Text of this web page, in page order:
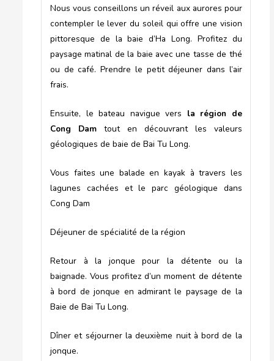
Nous vous conseillons un réveil aux aurores pour
contempler le lever du soleil qui offre une vision
pittoresque de la baie d’Ha Long. Profitez du
paysage matinal de la baie avec une tasse de thé
ou de café. Prendre le petit déjeuner dans l’air
frais.
Ensuite, le bateau navigue vers la région de
Cong Dam tout en découvrant les valeurs
géologiques de baie de Bai Tu Long.
Vous faites une balade en kayak à travers les
lagunes cachées et le parc géologique dans
Cong Dam
Déjeuner de spécialité de la région
Retour à la jonque pour la détente ou la
baignade. Vous profitez d’un moment de détente
à bord de jonque en admirant le paysage de la
Baie de Bai Tu Long.
Dîner et séjourner la deuxième nuit à bord de la
jonque.